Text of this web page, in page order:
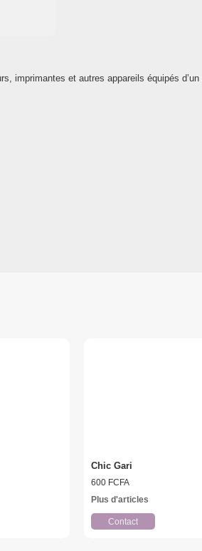
imprimantes et autres appareils équipés
Chic Gari
600 FCFA
Plus d'articles
Contact